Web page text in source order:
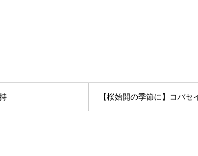
【桜始開の季節に】コバ